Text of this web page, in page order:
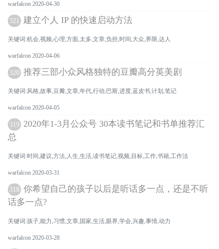
warfalcon 2020-04-30
321 建立个人 IP 的快速启动方法
关键词:机会,视频,心理,方面,太多,文章,负担,时间,大众,界限,达人
warfalcon 2020-04-06
320 推荐三部小众风格独特的豆瓣高分英美剧
关键词:风格,故事,豆瓣,文章,年代,行动,巴斯,进度,蓝皮书,计划,笔记
warfalcon 2020-04-05
319 2020年1-3月公众号 30本读书笔记和书单推荐汇
总
关键词:时间,建议,方法,人生,生活,读书笔记,视频,目标,工作,书籍,工作法
warfalcon 2020-03-31
318 你希望自己的孩子以后是听话多一点，还是不听
话多一点?
关键词:孩子,能力,习惯,文章,国家,生活,眼界,学会,兴趣,事情,动力
warfalcon 2020-03-28